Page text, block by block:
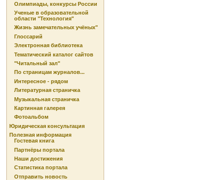
Олимпиады, конкурсы России
Ученые в образовательной
области "Технология"
Жизнь замечательных учёных"
Глоссарий
Электронная библиотека
Тематический каталог сайтов
"Читальный зал"
По страницам журналов...
Интересное - рядом
Литературная страничка
Музыкальная страничка
Картинная галерея
Фотоальбом
Юридическая консультация
Полезная информация
Гостевая книга
Партнёры портала
Наши достижения
Статистика портала
Отправить новость